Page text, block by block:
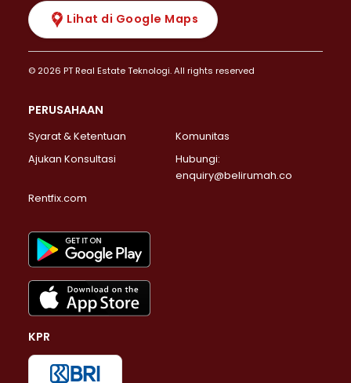
Lihat di Google Maps
© 2026 PT Real Estate Teknologi. All rights reserved
PERUSAHAAN
Syarat & Ketentuan
Komunitas
Ajukan Konsultasi
Hubungi:
enquiry@belirumah.co
Rentfix.com
KPR